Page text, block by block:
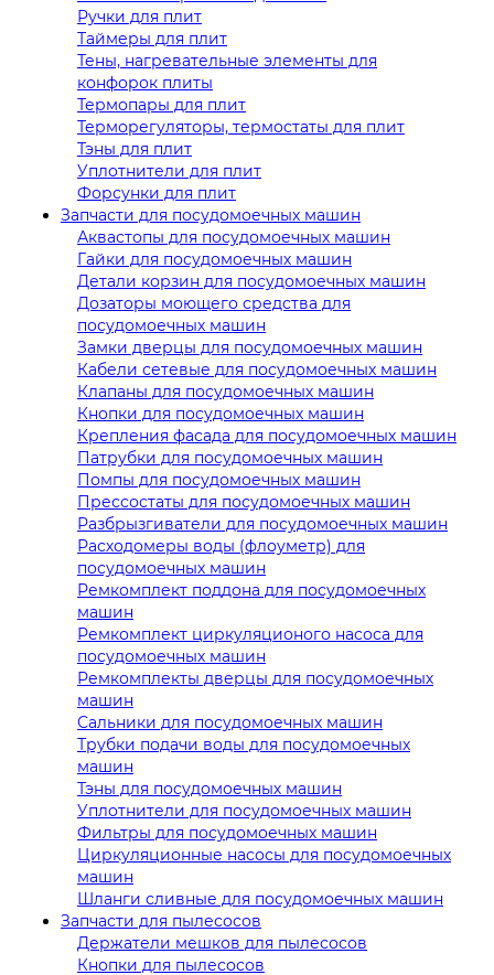
Ручки для плит
Таймеры для плит
Тены, нагревательные элементы для
конфорок плиты
Термопары для плит
Терморегуляторы, термостаты для плит
Тэны для плит
Уплотнители для плит
Форсунки для плит
Запчасти для посудомоечных машин
Аквастопы для посудомоечных машин
Гайки для посудомоечных машин
Детали корзин для посудомоечных машин
Дозаторы моющего средства для
посудомоечных машин
Замки дверцы для посудомоечных машин
Кабели сетевые для посудомоечных машин
Клапаны для посудомоечных машин
Кнопки для посудомоечных машин
Крепления фасада для посудомоечных машин
Патрубки для посудомоечных машин
Помпы для посудомоечных машин
Прессостаты для посудомоечных машин
Разбрызгиватели для посудомоечных машин
Расходомеры воды (флоуметр) для
посудомоечных машин
Ремкомплект поддона для посудомоечных
машин
Ремкомплект циркуляционого насоса для
посудомоечных машин
Ремкомплекты дверцы для посудомоечных
машин
Сальники для посудомоечных машин
Трубки подачи воды для посудомоечных
машин
Тэны для посудомоечных машин
Уплотнители для посудомоечных машин
Фильтры для посудомоечных машин
Циркуляционные насосы для посудомоечных
машин
Шланги сливные для посудомоечных машин
Запчасти для пылесосов
Держатели мешков для пылесосов
Кнопки для пылесосов